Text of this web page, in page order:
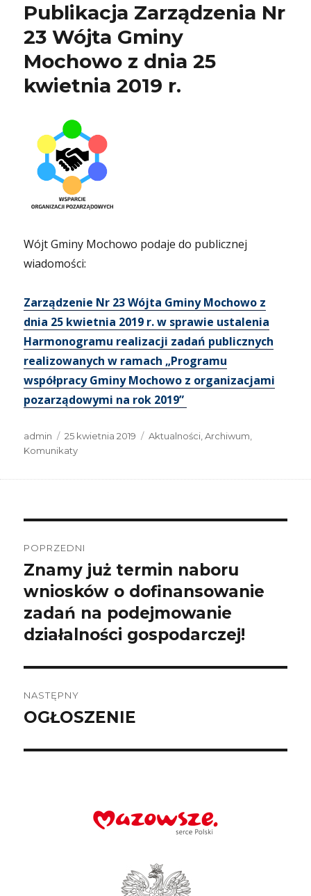
Publikacja Zarządzenia Nr
23 Wójta Gminy
Mochowo z dnia 25
kwietnia 2019 r.
Wójt Gminy Mochowo podaje do publicznej
wiadomości:
Zarządzenie Nr 23 Wójta Gminy Mochowo z
dnia 25 kwietnia 2019 r. w sprawie ustalenia
Harmonogramu realizacji zadań publicznych
realizowanych w ramach „Programu
współpracy Gminy Mochowo z organizacjami
pozarządowymi na rok 2019”
Autor
admin
Data
publikacji
25 kwietnia 2019 Kategorie
Aktualności ,Archiwum
Komunikaty
wpisu
POPRZEDNI
Poprzedni
wpis:
Znamy już termin naboru
wniosków o dofinansowanie
zadań na podejmowanie
działalności gospodarczej!
NASTĘPNY
Następny
OGŁOSZENIE